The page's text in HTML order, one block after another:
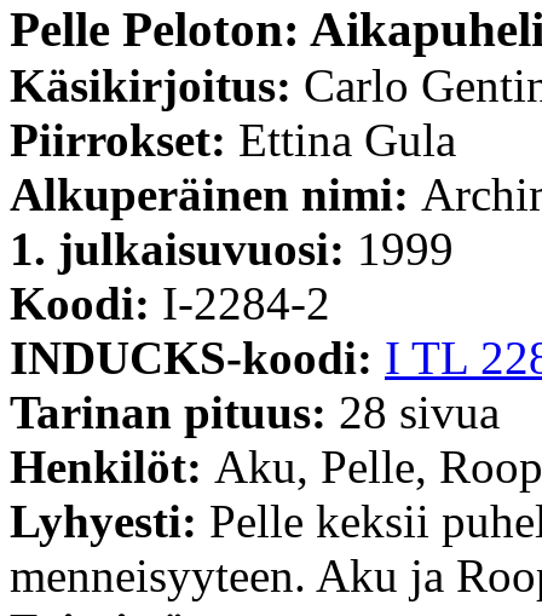
Pelle Peloton:
Käsikirjoitus: Carlo
Piirrokset: Ettina Gula
Alkuperäinen nimi:
1. julkaisuvuosi: 1999
Koodi: I-2284-2
INDUCKS-koodi: I TL
Tarinan pituus: 28 sivua
Henkilöt: Aku, Pelle,
Lyhyesti: Pelle keksii
menneisyyteen. Aku ja